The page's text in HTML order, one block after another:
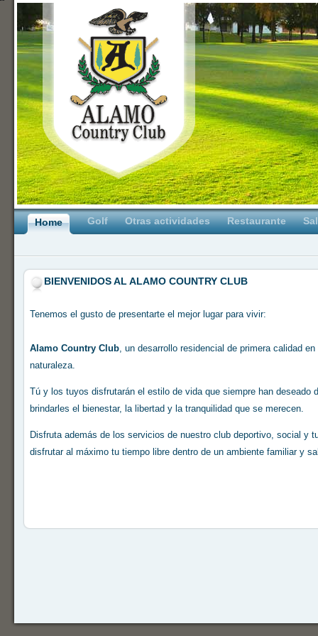
Home Golf Otras actividades Restaurante
BIENVENIDOS AL ALAMO COUNTRY CLUB
Tenemos el gusto de presentarte el mejor lugar para vivir:
Alamo Country Club, un desarrollo residencial de primera calidad
naturaleza.
Tú y los tuyos disfrutarán el estilo de vida que siempre han deseado
brindarles el bienestar, la libertad y la tranquilidad que se merecen.
Disfruta además de los servicios de nuestro club deportivo, social y
disfrutar al máximo tu tiempo libre dentro de un ambiente familiar y